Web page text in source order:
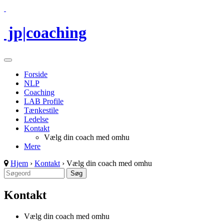
jp|coaching
Forside
NLP
Coaching
LAB Profile
Tænkestile
Ledelse
Kontakt
Vælg din coach med omhu
Mere
Hjem › Kontakt › Vælg din coach med omhu
Kontakt
Vælg din coach med omhu